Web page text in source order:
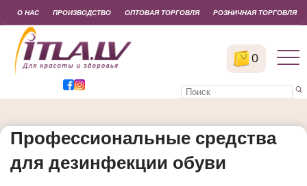
0
О НАС ПРОИЗВОДСТВО ОПТОВАЯ ТОРГОВЛЯ РОЗНИЧНАЯ ТОРГОВЛЯ
Профессиональные средства
для дезинфекции обуви